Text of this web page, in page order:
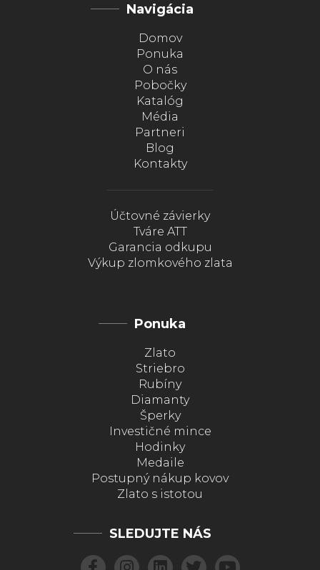
Navigácia
Domov
Ponuka
O nás
Pobočky
Katalóg
Média
Partneri
Blog
Kontakty
Účtovné závierky
Tváre ATT
Garancia odkupu
Výkup zlomkového zlata
Ponuka
Zlato
Striebro
Rubíny
Diamanty
Šperky
Investičné mince
Hodinky
Medaile
Postupný nákup kovov
Zlato s istotou
SLEDUJTE NÁS